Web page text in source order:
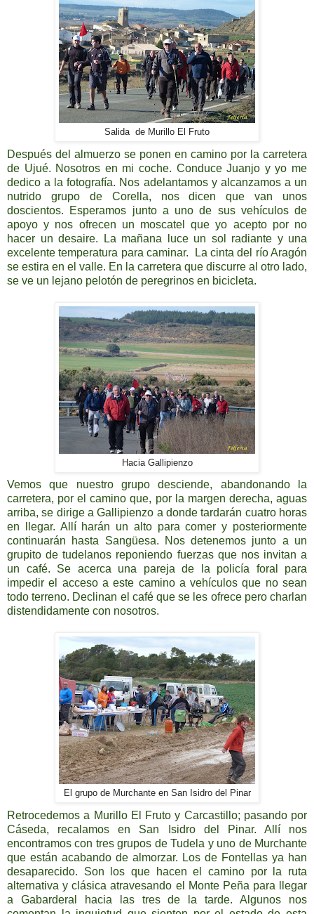
Salida de Murillo El Fruto
Después del almuerzo se ponen en camino por la carretera
de Ujué. Nosotros en mi coche. Conduce Juanjo y yo me
dedico a la fotografía. Nos adelantamos y alcanzamos a un
nutrido grupo de Corella, nos dicen que van unos
doscientos. Esperamos junto a uno de sus vehículos de
apoyo y nos ofrecen un moscatel que yo acepto por no
hacer un desaire. La mañana luce un sol radiante y una
excelente temperatura para caminar. La cinta del río Aragón
se estira en el valle. En la carretera que discurre al otro lado,
se ve un lejano pelotón de peregrinos en bicicleta.
Hacia Gallipienzo
Vemos que nuestro grupo desciende, abandonando la
carretera, por el camino que, por la margen derecha, aguas
arriba, se dirige a Gallipienzo a donde tardarán cuatro horas
en llegar. Allí harán un alto para comer y posteriormente
continuarán hasta Sangüesa. Nos detenemos junto a un
grupito de tudelanos reponiendo fuerzas que nos invitan a
un café. Se acerca una pareja de la policía foral para
impedir el acceso a este camino a vehículos que no sean
todo terreno. Declinan el café que se les ofrece pero charlan
distendidamente con nosotros.
El grupo de Murchante en San Isidro del Pinar
Retrocedemos a Murillo El Fruto y Carcastillo; pasando por
Cáseda, recalamos en San Isidro del Pinar. Allí nos
encontramos con tres grupos de Tudela y uno de Murchante
que están acabando de almorzar. Los de Fontellas ya han
desaparecido. Son los que hacen el camino por la ruta
alternativa y clásica atravesando el Monte Peña para llegar
a Gabarderal hacia las tres de la tarde. Algunos nos